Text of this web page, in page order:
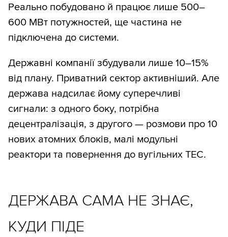
Реально побудовано й працює лише 500–
600 МВт потужностей, ще частина не
підключена до системи.
Державні компанії збудували лише 10–15%
від плану. Приватний сектор активніший. Але
держава надсилає йому суперечливі
сигнали: з одного боку, потрібна
децентралізація, з другого — розмови про 10
нових атомних блоків, малі модульні
реактори та повернення до вугільних ТЕС.
ДЕРЖАВА САМА НЕ ЗНАЄ,
КУДИ ПІДЕ